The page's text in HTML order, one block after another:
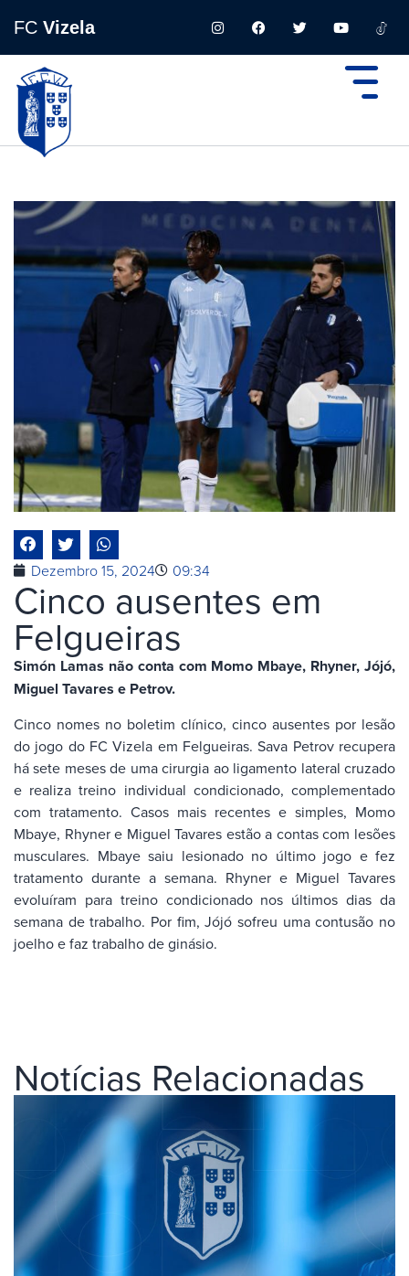
FC Vizela
Dezembro 15, 2024 09:34
Cinco ausentes em
Felgueiras
Simón Lamas não conta com Momo Mbaye, Rhyner, Jójó,
Miguel Tavares e Petrov.
Cinco nomes no boletim clínico, cinco ausentes por lesão
do jogo do FC Vizela em Felgueiras. Sava Petrov recupera
há sete meses de uma cirurgia ao ligamento lateral cruzado
e realiza treino individual condicionado, complementado
com tratamento. Casos mais recentes e simples, Momo
Mbaye, Rhyner e Miguel Tavares estão a contas com lesões
musculares. Mbaye saiu lesionado no último jogo e fez
tratamento durante a semana. Rhyner e Miguel Tavares
evoluíram para treino condicionado nos últimos dias da
semana de trabalho. Por fim, Jójó sofreu uma contusão no
joelho e faz trabalho de ginásio.
Notícias Relacionadas